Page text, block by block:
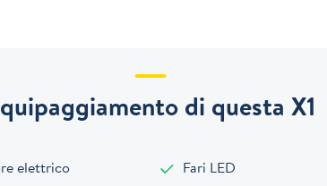
di questa X1
elettrico
Fari LED